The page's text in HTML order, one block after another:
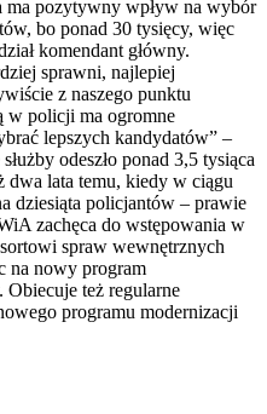
ma pozytywny wpływ na wybór
bo ponad 30 tysięcy, więc
komendant główny.
sprawni, najlepiej
z naszego punktu
w policji ma ogromne
lepszych kandydatów” –
odeszło ponad 3,5 tysiąca
lata temu, kiedy w ciągu
dziesiąta policjantów – prawie
zachęca do wstępowania w
spraw wewnętrznych
na nowy program
też regularne
programu modernizacji